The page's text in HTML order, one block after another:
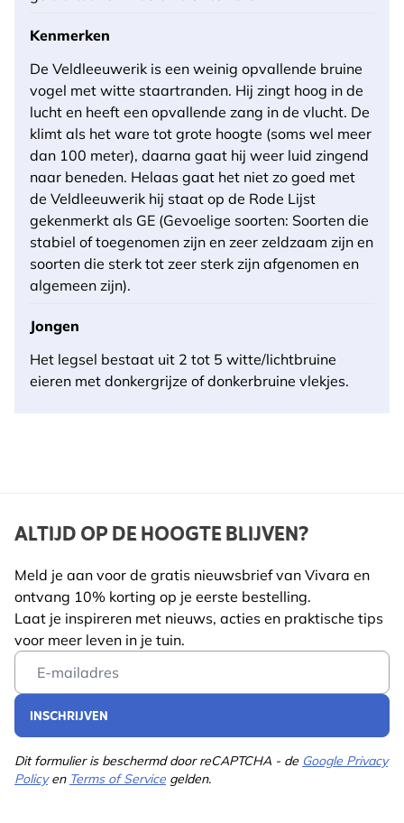
Kenmerken
De Veldleeuwerik is een weinig opvallende bruine
vogel met witte staartranden. Hij zingt hoog in de
lucht en heeft een opvallende zang in de vlucht. De
klimt als het ware tot grote hoogte (soms wel meer
dan 100 meter), daarna gaat hij weer luid zingend
naar beneden. Helaas gaat het niet zo goed met
de Veldleeuwerik hij staat op de Rode Lijst
gekenmerkt als GE (Gevoelige soorten: Soorten die
stabiel of toegenomen zijn en zeer zeldzaam zijn en
soorten die sterk tot zeer sterk zijn afgenomen en
algemeen zijn).
Jongen
Het legsel bestaat uit 2 tot 5 witte/lichtbruine
eieren met donkergrijze of donkerbruine vlekjes.
ALTIJD OP DE HOOGTE BLIJVEN?
Meld je aan voor de gratis nieuwsbrief van Vivara en
ontvang 10% korting op je eerste bestelling.
Laat je inspireren met nieuws, acties en praktische tips
voor meer leven in je tuin.
Email Address
INSCHRIJVEN
Dit formulier is beschermd door reCAPTCHA - de Google Privacy
Policyen Terms of Service gelden.